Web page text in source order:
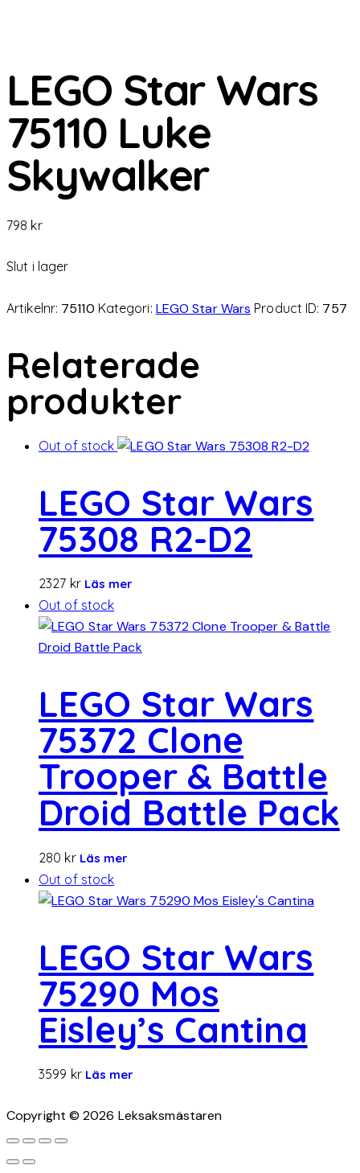
LEGO Star Wars
75110 Luke
Skywalker
798 kr
Slut i lager
Artikelnr: 75110 Kategori: LEGO Star Wars Product ID: 757
Relaterade
produkter
Out of stock
LEGO Star Wars
75308 R2-D2
2327 kr Läs mer
Out of stock
LEGO Star Wars
75372 Clone
Trooper & Battle
Droid Battle Pack
280 kr Läs mer
Out of stock
LEGO Star Wars
75290 Mos
Eisley’s Cantina
3599 kr Läs mer
Copyright © 2026 Leksaksmästaren